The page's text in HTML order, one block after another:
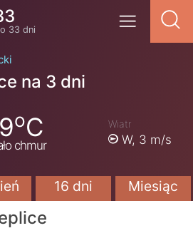
33 dni
na 3 dni
oC
chmur
Wiatr
W, 3 m/s
16 dni Miesiąc